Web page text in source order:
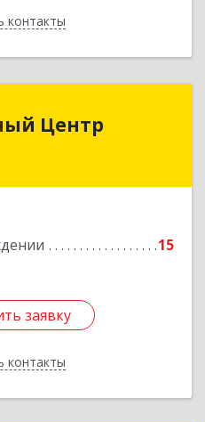
контакты
Центр
15
заявку
контакты
Центр
Чеховский р-н, Чехов
заявку